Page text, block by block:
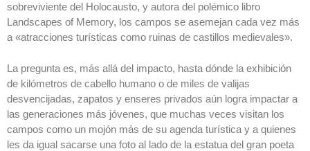
sobreviviente del Holocausto, y autora del polémico libro
Landscapes of Memory, los campos se asemejan cada vez más
a «atracciones turísticas como ruinas de castillos medievales».
La pregunta es, más allá del impacto, hasta dónde la exhibición
de kilómetros de cabello humano o de miles de valijas
desvencijadas, zapatos y enseres privados aún logra impactar a
las generaciones más jóvenes, que muchas veces visitan los
campos como un mojón más de su agenda turística y a quienes
les da igual sacarse una foto al lado de la estatua del gran poeta